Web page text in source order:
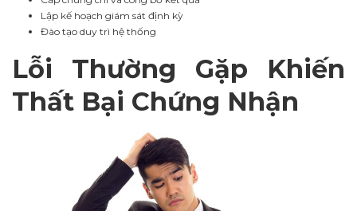
Lập kế hoạch giám sát định kỳ
Đào tạo duy trì hệ thống
Lỗi Thường Gặp Khiến
Thất Bại Chứng Nhận